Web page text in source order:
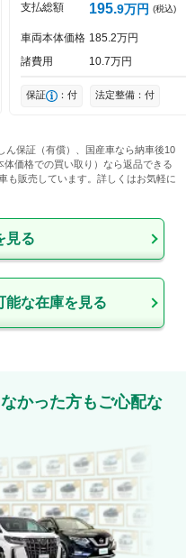
支払総額 195 9万円 (税込)
車両本体価格 185 2万円
諸費用
10 7万円
保証 ：付 法定整備：付
ん保証（有償）、国産車なら納車後10
価格での買い取り）なら返品できる
も販売しています。詳しくはお気軽に
見る
能な在庫を見る
かった方もご心配な